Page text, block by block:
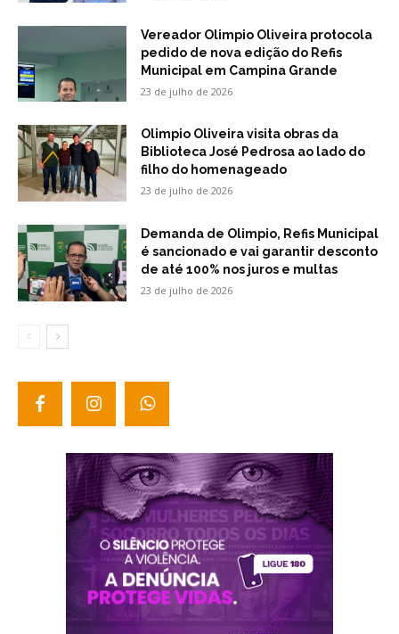
Vereador Olimpio Oliveira protocola
pedido de nova edição do Refis
Municipal em Campina Grande
23 de julho de 2026
Olimpio Oliveira visita obras da
Biblioteca José Pedrosa ao lado do
filho do homenageado
23 de julho de 2026
Demanda de Olimpio, Refis Municipal
é sancionado e vai garantir desconto
de até 100% nos juros e multas
23 de julho de 2026